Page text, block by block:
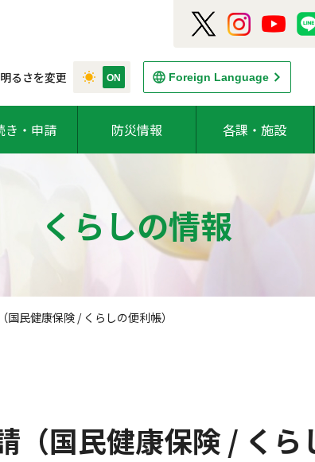
明るさを変更 Foreign Language
き・申請 防災情報 各課・施設
くらしの情報
民健康保険 / くらしの便利帳）
（国民健康保険 / くら